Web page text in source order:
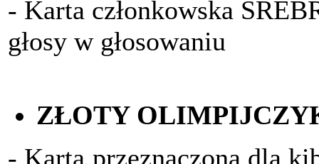
- Karta członkowska
głosy w głosowaniu
ZŁOTY
- Karta przeznaczona dla